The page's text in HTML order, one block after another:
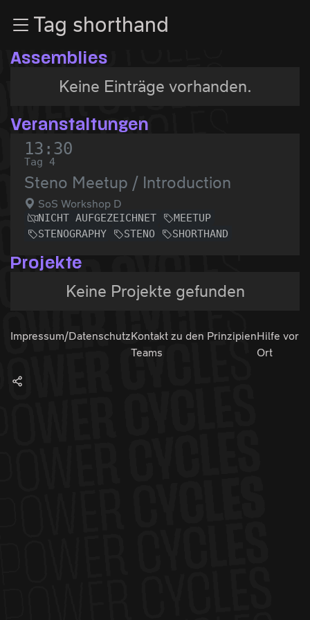
Zum InhaltTag shorthand
Assemblies
Keine Einträge vorhanden.
Veranstaltungen
13:30
Tag 4
Steno Meetup / Introduction
SoS Workshop D
NICHT AUFGEZEICHNET
MEETUP
STENOGRAPHY
STENO SHORTHAND
Projekte
Keine Projekte gefunden
Impressum/DatenschutzKontakt zu den
Teams
PrinzipienHilfe vor
Ort